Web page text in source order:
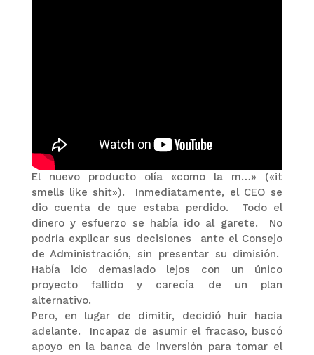
El nuevo producto olía «como la m…» («it
smells like shit»). Inmediatamente, el CEO se
dio cuenta de que estaba perdido. Todo el
dinero y esfuerzo se había ido al garete. No
podría explicar sus decisiones ante el Consejo
de Administración, sin presentar su dimisión.
Había ido demasiado lejos con un único
proyecto fallido y carecía de un plan
alternativo.
Pero, en lugar de dimitir, decidió huir hacia
adelante. Incapaz de asumir el fracaso, buscó
apoyo en la banca de inversión para tomar el